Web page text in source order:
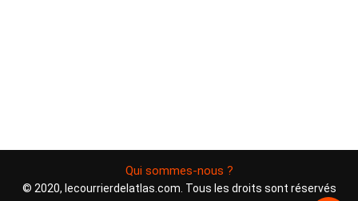
Qui sommes-nous ?
© 2020, lecourrierdelatlas.com. Tous les droits sont réservés